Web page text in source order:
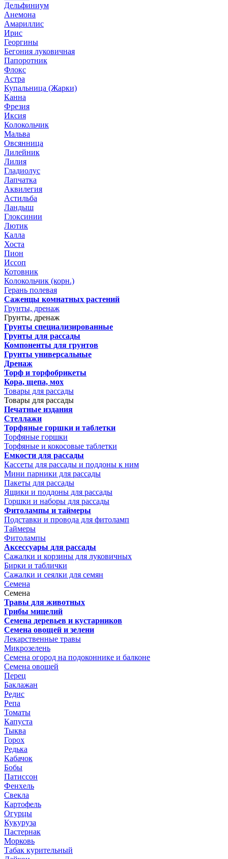
Дельфиниум
Анемона
Амариллис
Ирис
Георгины
Бегония луковичная
Папоротник
Флокс
Астра
Купальница (Жарки)
Канна
Фрезия
Иксия
Колокольчик
Мальва
Овсянница
Лилейник
Лилия
Гладиолус
Лапчатка
Аквилегия
Астильба
Ландыш
Глоксинии
Лютик
Калла
Хоста
Пион
Иссоп
Котовник
Колокольчик (корн.)
Герань полевая
Саженцы комнатных растений
Грунты, дренаж
Грунты, дренаж
Грунты специализированные
Грунты для рассады
Компоненты для грунтов
Грунты универсальные
Дренаж
Торф и торфобрикеты
Кора, щепа, мох
Товары для рассады
Товары для рассады
Печатные издания
Стеллажи
Торфяные горшки и таблетки
Торфяные горшки
Торфяные и кокосовые таблетки
Емкости для рассады
Кассеты для рассады и поддоны к ним
Мини парники для рассады
Пакеты для рассады
Ящики и поддоны для рассады
Горшки и наборы для рассады
Фитолампы и таймеры
Подставки и провода для фитоламп
Таймеры
Фитолампы
Аксессуары для рассады
Сажалки и корзины для луковичных
Бирки и таблички
Сажалки и сеялки для семян
Семена
Семена
Травы для животных
Грибы мицелий
Семена деревьев и кустарников
Семена овощей и зелени
Лекарственные травы
Микрозелень
Семена огород на подоконнике и балконе
Семена овощей
Перец
Баклажан
Редис
Репа
Томаты
Капуста
Тыква
Горох
Редька
Кабачок
Бобы
Патиссон
Фенхель
Свекла
Картофель
Огурцы
Кукуруза
Пастернак
Морковь
Табак курительный